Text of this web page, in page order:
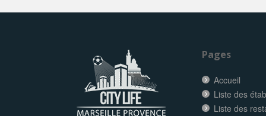
Pages
Accueil
Liste des
Liste des